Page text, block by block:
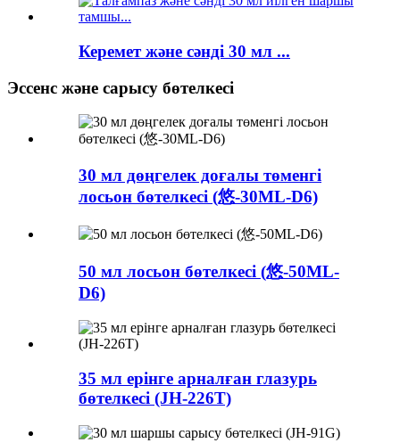
Керемет және сәнді 30 мл ...
Эссенс және сарысу бөтелкесі
30 мл дөңгелек доғалы төменгі
лосьон бөтелкесі (悠-30ML-D6)
50 мл лосьон бөтелкесі (悠-50ML-
D6)
35 мл ерінге арналған глазурь
бөтелкесі (JH-226T)